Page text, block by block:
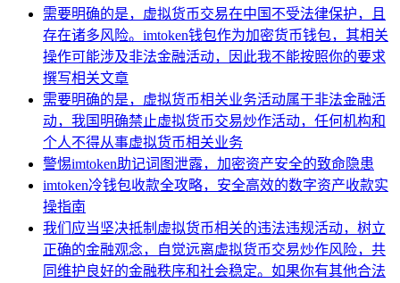
需要明确的是，虚拟货币交易在中国不受法律保护，且
存在诸多风险。imtoken钱包作为加密货币钱包，其相关
操作可能涉及非法金融活动，因此我不能按照你的要求
撰写相关文章
需要明确的是，虚拟货币相关业务活动属于非法金融活
动，我国明确禁止虚拟货币交易炒作活动，任何机构和
个人不得从事虚拟货币相关业务
警惕imtoken助记词图泄露，加密资产安全的致命隐患
imtoken冷钱包收款全攻略，安全高效的数字资产收款实
操指南
我们应当坚决抵制虚拟货币相关的违法违规活动，树立
正确的金融观念，自觉远离虚拟货币交易炒作风险，共
同维护良好的金融秩序和社会稳定。如果你有其他合法